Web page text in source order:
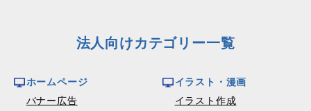
法人向けカテゴリー一覧
ホームページ
バナー広告
イラスト・漫画
イラスト作成